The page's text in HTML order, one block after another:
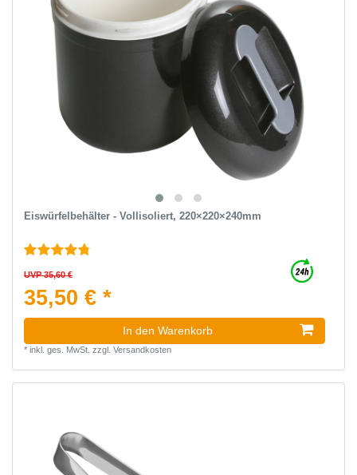
Eiswürfelbehälter - Vollisoliert, 220×220×240mm
UVP 35,60 €
35,50 € *
In den Warenkorb
* inkl. ges. MwSt. zzgl. Versandkosten